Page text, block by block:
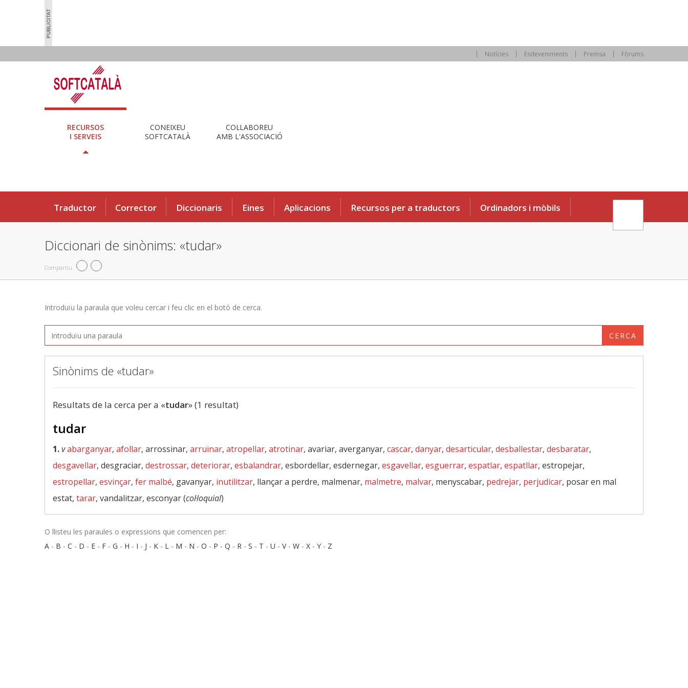
Notícies Esdeveniments Premsa Fòrums
RECURSOS
I SERVEIS
CONEIXEU
SOFTCATALÀ
COL·LABOREU
AMB L'ASSOCIACIÓ
Traductor Corrector Diccionaris Eines Aplicacions Recursos per a traductors Ordinadors i mòbils
Diccionari de sinònims: «tudar»
Compartiu
Introduïu la paraula que voleu cercar i feu clic en el botó de cerca.
CERCA
Sinònims de «tudar»
Resultats de la cerca per a «tudar» (1 resultat)
tudar
1.vabarganyar, afollar, arrossinar, arruïnar, atropellar, atrotinar, avariar, averganyar, cascar, danyar, desarticular, desballestar, desbaratar,
desgavellar, desgraciar, destrossar, deteriorar, esbalandrar, esbordellar, esdernegar, esgavellar, esguerrar, espatlar, espatllar, estropejar,
estropellar, esvinçar, fer malbé, gavanyar, inutilitzar, llançar a perdre, malmenar, malmetre, malvar, menyscabar, pedrejar, perjudicar, posar en mal
estat, tarar, vandalitzar, esconyar (col·loquial)
O llisteu les paraules o expressions que comencen per:
A - B - C - D - E - F - G - H - I - J - K - L - M - N - O - P - Q - R - S - T - U - V- W - X - Y - Z